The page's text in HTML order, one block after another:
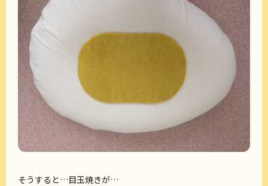
そうすると…目玉焼きが…